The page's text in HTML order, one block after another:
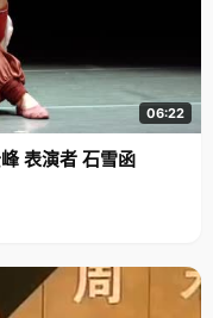
06:22
表演者 石雪函